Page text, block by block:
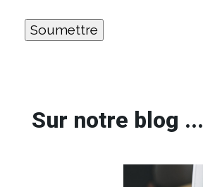
Sur notre blog ...